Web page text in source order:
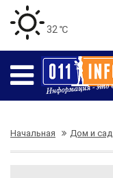
32 ℃
Начальная Дом и сад